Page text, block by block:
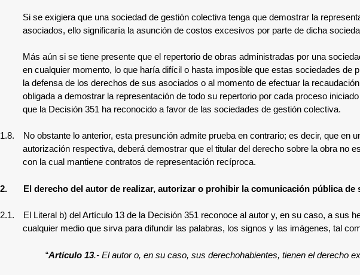
Si se exigiera que una sociedad de gestión colectiva tenga que demostrar la
asociados, ello significaría la asunción de costos excesivos por parte de dicha
Más aún si se tiene presente que el repertorio de obras administradas por una
en cualquier momento, lo que haría difícil o hasta imposible que estas sociedades
la defensa de los derechos de sus asociados o al momento de efectuar la
obligada a demostrar la representación de todo su repertorio por cada proceso
que la Decisión 351 ha reconocido a favor de las sociedades de gestión colectiva.
1.8.
No obstante lo anterior, esta presunción admite prueba en contrario; es decir, que
autorización respectiva, deberá demostrar que el titular del derecho sobre la obra no
con la cual mantiene contratos de representación recíproca.
2. El derecho del autor de realizar, autorizar o prohibir la comunicación pública de
2.1.
El Literal b) del Artículo 13 de la Decisión 351 reconoce al autor y, en su caso, a sus
cualquier medio que sirva para difundir las palabras, los signos y las imágenes, tal
“Artículo 13.- El autor o, en su caso, sus derechohabientes, tienen el derecho